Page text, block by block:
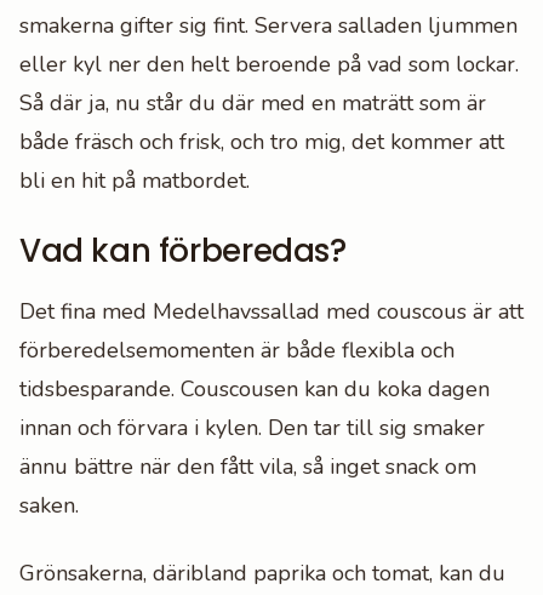
smakerna gifter sig fint. Servera salladen ljummen
eller kyl ner den helt beroende på vad som lockar.
Så där ja, nu står du där med en maträtt som är
både fräsch och frisk, och tro mig, det kommer att
bli en hit på matbordet.
Vad kan förberedas?
Det fina med Medelhavssallad med couscous är att
förberedelsemomenten är både flexibla och
tidsbesparande. Couscousen kan du koka dagen
innan och förvara i kylen. Den tar till sig smaker
ännu bättre när den fått vila, så inget snack om
saken.
Grönsakerna, däribland paprika och tomat, kan du